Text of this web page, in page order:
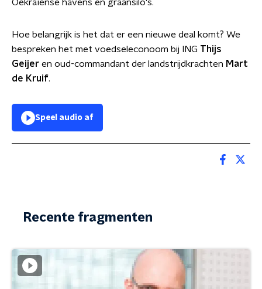
Oekraïense havens en graansilo's.
Hoe belangrijk is het dat er een nieuwe deal komt? We
bespreken het met voedseleconoom bij ING Thijs
Geijer en oud-commandant der landstrijdkrachten Mart
de Kruif.
Speel audio af
Recente fragmenten